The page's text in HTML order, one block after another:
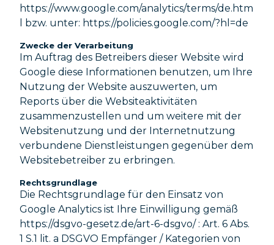
https://www.google.com/analytics/terms/de.htm
l bzw. unter: https://policies.google.com/?hl=de
Zwecke der Verarbeitung
Im Auftrag des Betreibers dieser Website wird
Google diese Informationen benutzen, um Ihre
Nutzung der Website auszuwerten, um
Reports über die Websiteaktivitäten
zusammenzustellen und um weitere mit der
Websitenutzung und der Internetnutzung
verbundene Dienstleistungen gegenüber dem
Websitebetreiber zu erbringen.
Rechtsgrundlage
Die Rechtsgrundlage für den Einsatz von
Google Analytics ist Ihre Einwilligung gemäß
https://dsgvo-gesetz.de/art-6-dsgvo/ : Art. 6 Abs.
1 S.1 lit. a DSGVO Empfänger / Kategorien von